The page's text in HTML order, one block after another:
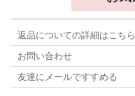
返品についての詳細はこちら
お問い合わせ
友達にメールですすめる